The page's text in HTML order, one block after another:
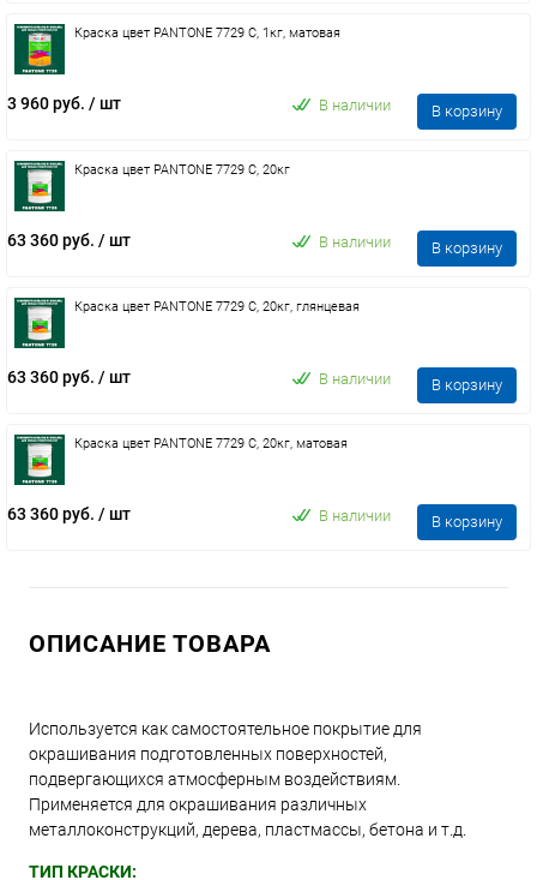
Краска цвет PANTONE 7729 C, 1кг, матовая
3 960 руб. / шт В наличии В корзину
Краска цвет PANTONE 7729 C, 20кг
63 360 руб. / шт В наличии В корзину
Краска цвет PANTONE 7729 C, 20кг, глянцевая
63 360 руб. / шт В наличии В корзину
Краска цвет PANTONE 7729 C, 20кг, матовая
63 360 руб. / шт В наличии В корзину
ОПИСАНИЕ ТОВАРА
Используется как самостоятельное покрытие для
окрашивания подготовленных поверхностей,
подвергающихся атмосферным воздействиям.
Применяется для окрашивания различных
металлоконструкций, дерева, пластмассы, бетона и т.д.
ТИП КРАСКИ: